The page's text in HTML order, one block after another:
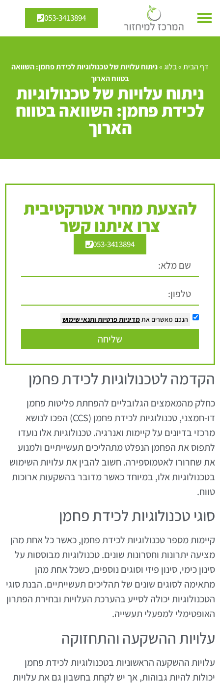
053-3413894
דף הבית»בלוג»ניתוח עלויות של טכנולוגיות לכידת פחמן: השוואה
בטווח הארוך
ניתוח עלויות של טכנולוגיות
לכידת פחמן: השוואה בטווח
הארוך
להצעת מחיר אטרקטיבית
צרו איתנו קשר
053-3413894
הנכם מאשרים את מדיניות פרטיות ותנאי שימוש
שליחה
הקדמה לטכנולוגיות לכידת פחמן
כחלק מהמאמצים הגלובליים להפחתת פליטות פחמן
דו-חמצני, טכנולוגיות לכידת פחמן (CCS) הפכו לנושא
מרכזי בדיונים על קיימות ואנרגיה. טכנולוגיות אלו נועדו
לתפוס את הפחמן הנפלט מתהליכים תעשייתיים ולמנוע
את שחרורו לאטמוספירה. חשוב להבין את עלויות השימוש
בטכנולוגיות אלו, במיוחד כאשר מדובר בהשקעות ארוכות
טווח.
סוגי טכנולוגיות לכידת פחמן
קיימות מספר טכנולוגיות לכידת פחמן, כאשר כל אחת מהן
מציעה יתרונות וחסרונות שונים. טכנולוגיות מבוססות על
סינון כימי, סינון פיזי וסוגים נוספים, כשכל אחת מהן
מתאימה לסוגים שונים של תהליכים תעשייתיים. הבנת סוגי
הטכנולוגיות יכולה לסייע בהערכת העלויות ובחירת הפתרון
האופטימלי למפעלי תעשייה.
עלויות ההשקעה והתחזוקה
עלויות ההשקעה הראשוניות בטכנולוגיות לכידת פחמן
יכולות להיות גבוהות, אך יש לקחת בחשבון גם את עלויות